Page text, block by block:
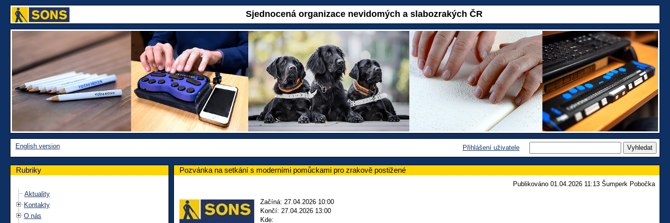
Sjednocená organizace nevidomých a slabozrakých ČR
English version Přihlášení uživatele
Rubriky
Aktuality
Kontakty
O nás
Pozvánka na setkání s moderními pomůckami pro zrakově postižené
Publikováno 01.04.2026 11:13 Šumperk Pobočka
Začíná: 27.04.2026 10:00
Končí: 27.04.2026 13:00
Kde: